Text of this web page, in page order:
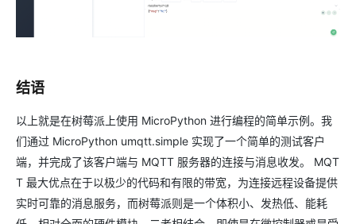
结语
以上就是在树莓派上使用 MicroPython 进行编程的简单示例。我
们通过 MicroPython umqtt.simple 实现了一个简单的测试客户
端，并完成了该客户端与 MQTT 服务器的连接与消息收发。 MQT
T 最大优点在于以极少的代码和有限的带宽，为连接远程设备提供
实时可靠的消息服务，而树莓派则是一个体积小、发热低、能耗